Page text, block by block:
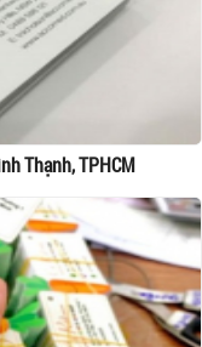
Thạnh, TPHCM